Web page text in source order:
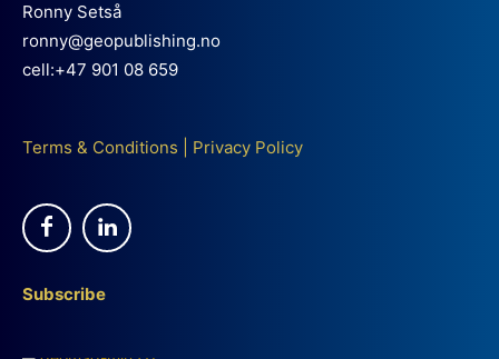
Ronny Setså
ronny@geopublishing.no
cell:+47 901 08 659
Terms & Conditions Privacy Policy
Subscribe